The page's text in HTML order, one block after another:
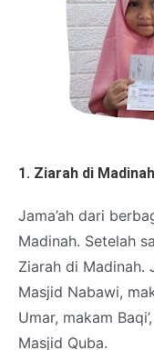
1. Ziarah di Madinah
Jama’ah dari
Madinah. Setelah
Ziarah di Madinah.
Masjid Nabawi,
Umar, makam
Masjid Quba.